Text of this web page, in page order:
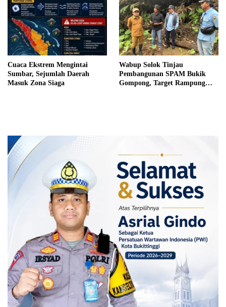
Cuaca Ekstrem Mengintai
Sumbar, Sejumlah Daerah
Masuk Zona Siaga
Wabup Solok Tinjau
Pembangunan SPAM Bukik
Gompong, Target Rampung